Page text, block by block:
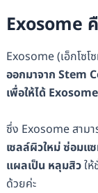
Exosome
Exosome (เอ็กโซโ
ออกมาจาก Stem
เพื่อให้ได้ Exosome
ซึ่ง Exosome สามา
เซลล์ผิวใหม่ ซ่อมแ
แผลเป็น หลุมสิวให้
ด้วยค่ะ